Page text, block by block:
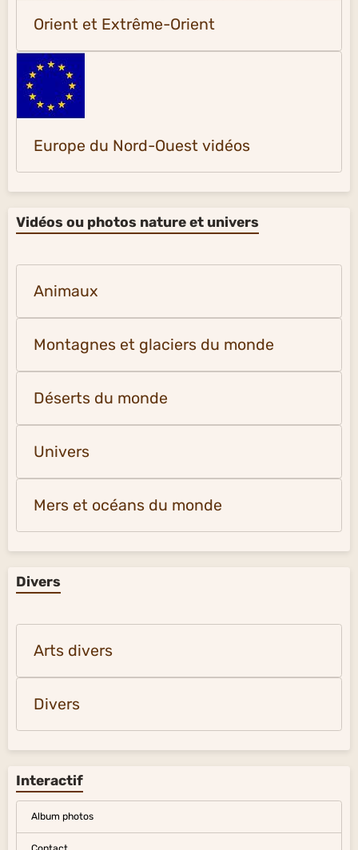
Orient et Extrême-Orient
Europe du Nord-Ouest vidéos
Vidéos ou photos nature et univers
Animaux
Montagnes et glaciers du monde
Déserts du monde
Univers
Mers et océans du monde
Divers
Arts divers
Divers
Interactif
Album photos